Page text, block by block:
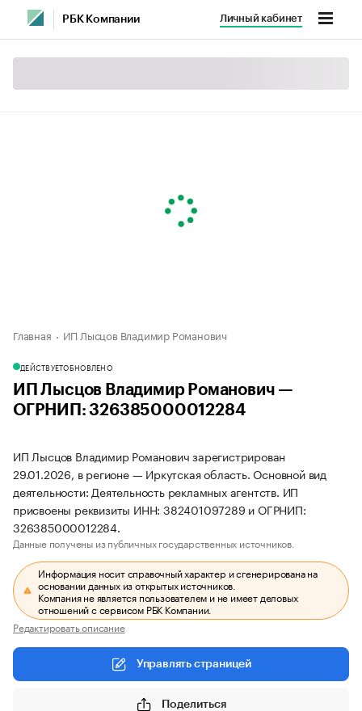
РБК Компании Личный кабинет
Главная ИП Лысцов Владимир Романович
ДЕЙСТВУЕТОБНОВЛЕНО
ИП Лысцов Владимир Романович —
ОГРНИП: 326385000012284
ИП Лысцов Владимир Романович зарегистрирован
29.01.2026, в регионе — Иркутская область. Основной вид
деятельности: Деятельность рекламных агентств. ИП
присвоены реквизиты ИНН: 382401097289 и ОГРНИП:
326385000012284.
Данные получены из публичных государственных источников.
Информация носит справочный характер и сгенерирована на
основании данных из открытых источников.
Компания не является пользователем и не имеет деловых
отношений с сервисом РБК Компании.
Редактировать описание
Управлять страницей
Поделиться